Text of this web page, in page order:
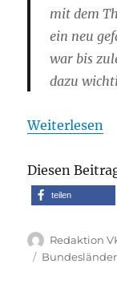
mit dem
ein neu
war bis
dazu
Weiterlesen
Diesen
teilen
Autor
Redaktion
Schlagwörter
Bundesländer